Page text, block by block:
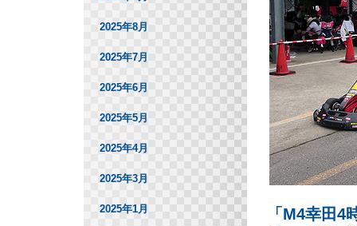
「M4幸田
2025年8月
2025年7月
2025年6月
2025年5月
2025年4月
2025年3月
2025年1月